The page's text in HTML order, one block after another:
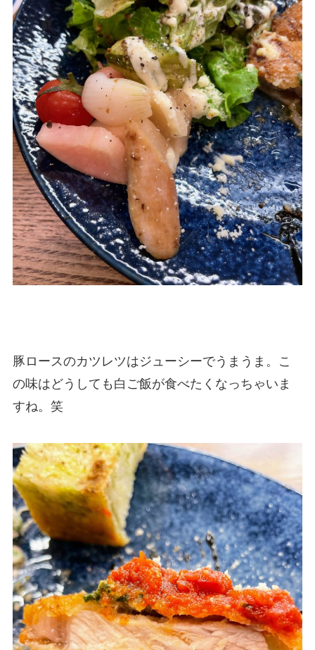
豚ロースのカツレツはジューシーでうまうま。こ
の味はどうしても白ご飯が食べたくなっちゃいま
すね。笑